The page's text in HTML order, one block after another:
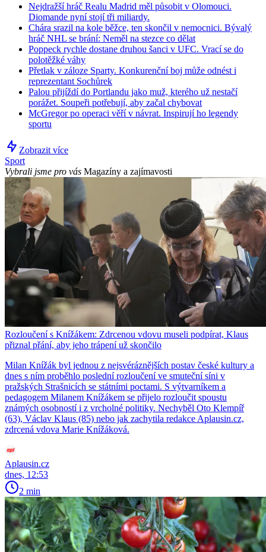
Nejdražší hráč Realu Madrid měl působit v Olomouci.
Diomande nyní stojí tři miliardy.
Chára srazil na kole běžce, ten skončil v nemocnici. Bývalý
hráč NHL se brání: Neměl na stezce co dělat
Poppeck rychle dostane druhou šanci v UFC. Vrací se do
polotěžké váhy
Přetlak v záloze Sparty. Konkurenční boj může odnést i
reprezentant Sochůrek
Palou přijíždí do Portlandu jako muž, kterého už nestačí
porážet. Soupeři potřebují, aby začal chybovat
McGregor po operaci věří v návrat. Inspirují ho legendy
sportu
Zobrazit více
Sport
Vybrali jsme pro vás Magazíny a zajímavosti
Rozloučení s Knížákem: Zdrcenou vdovu museli podpírat, Klaus
přiznal přání, aby jeho trápení už skončilo
Milan Knížák byl jednou z nejsvéráznějších postav české kultury a
dnes s ním proběhlo poslední rozloučení ve smuteční síni v
pražských Strašnicích se státními poctami. S výtvarníkem a
pedagogem Milanem Knížákem se přijelo rozloučit spoustu
známých osobností i z vrcholné politiky. Nechyběl Oto Klempíř
(63), Václav Klaus (85) nebo jak zachytila redakce Aplausin.cz,
zdrcená vdova Marie Knížáková.
Aplausin.cz
dnes, 12:53
2 min